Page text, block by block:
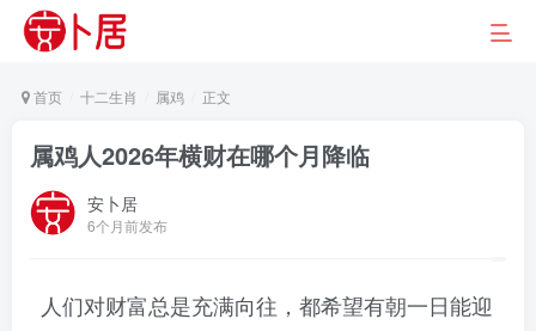
首页 十二生肖 属鸡 正文
属鸡人2026年横财在哪个月降临
安卜居
6个月前发布
人们对财富总是充满向往，都希望有朝一日能迎